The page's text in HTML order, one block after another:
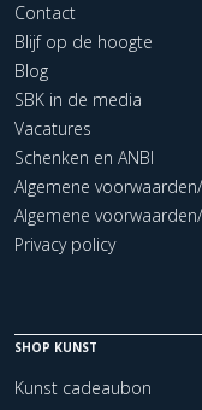
Contact
Blijf op de hoogte
Blog
SBK in de media
Vacatures
Schenken en ANBI
Algemene
Algemene
Privacy policy
SHOP KUNST
Kunst cadeaubon